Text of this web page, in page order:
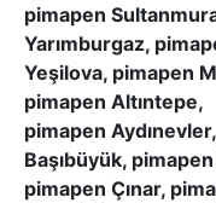
pimapen
Yarımburgaz,
Yeşilova, pimapen
pimapen Altıntepe,
pimapen
Başıbüyük,
pimapen Çınar,